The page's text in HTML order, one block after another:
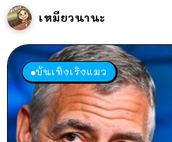
เหมียวนานะ
บันเทิงเริงแมว